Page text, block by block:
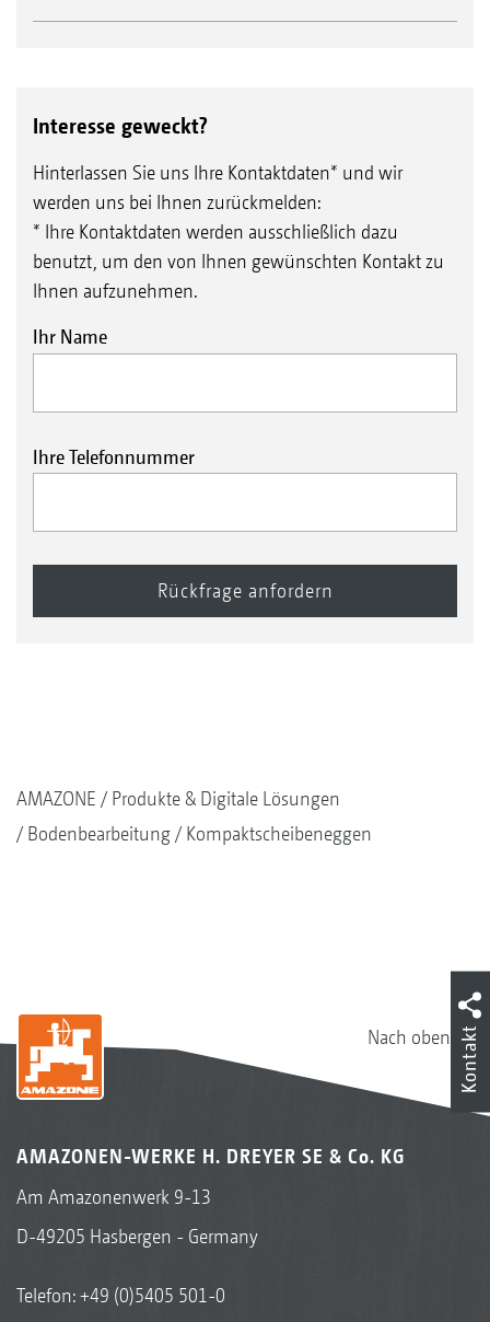
U-Profilwalze UW 580 mm
Keilringwalze mit Matrixreifenprofil KWM 600 mm
Interesse geweckt?
Hinterlassen Sie uns Ihre Kontaktdaten* und wir
werden uns bei Ihnen zurückmelden:
* Ihre Kontaktdaten werden ausschließlich dazu
benutzt, um den von Ihnen gewünschten Kontakt zu
Ihnen aufzunehmen.
Ihr Name
Ihre Telefonnummer
AMAZONE
Produkte & Digitale Lösungen
Bodenbearbeitung
Kompaktscheibeneggen
Nach oben
AMAZONEN-WERKE H. DREYER SE & Co. KG
Am Amazonenwerk 9-13
D-49205 Hasbergen - Germany
Telefon:+49 (0)5405 501-0
Kontakt